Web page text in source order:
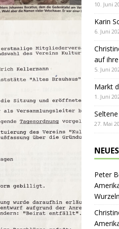
10. Juni
Karin
6. Juni
auf
5. Juni
Markt
1. Juni
27. Mai
Peter
Wurzeln